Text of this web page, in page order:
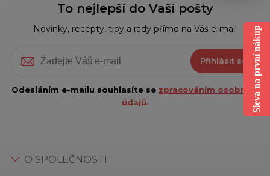
To nejlepší do Vaší pošty
Novinky, recepty, tipy a rady přímo na Váš e-mail
Přihlásit se
Odesláním e-mailu souhlasíte se zpracováním osobních
údajů.
O SPOLEČNOSTI
Sleva na první nákup